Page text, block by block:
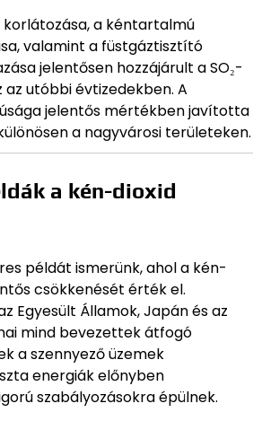
a kéntartalmú
valamint a füstgáztisztító
jelentősen hozzájárult a SO₂-
utóbbi évtizedekben. A
jelentős mértékben javította
a nagyvárosi területeken.
a kén-dioxid
példát ismerünk, ahol a kén-
csökkenését érték el.
Egyesült Államok, Japán és az
mind bevezettek átfogó
a szennyező üzemek
energiák előnyben
szabályozásokra épülnek.